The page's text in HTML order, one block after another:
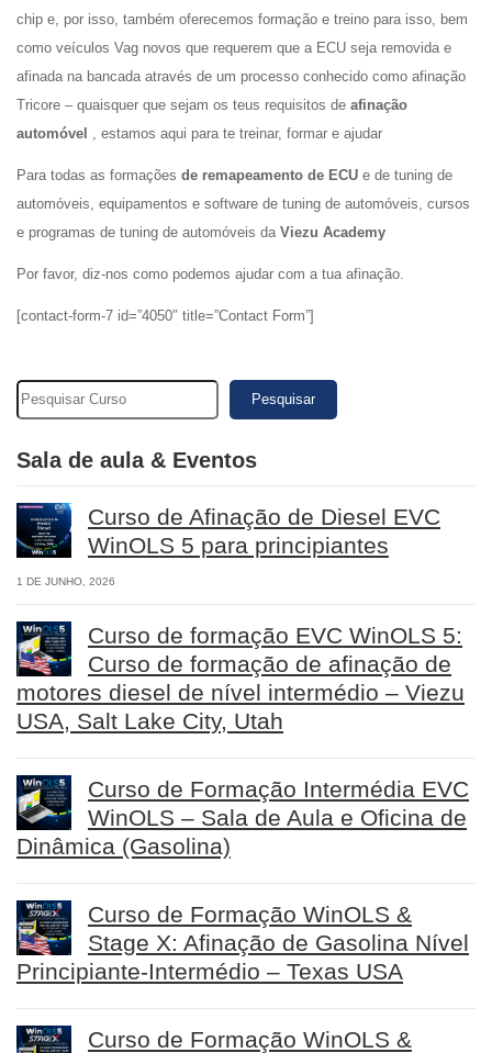
chip e, por isso, também oferecemos formação e treino para isso, bem
como veículos Vag novos que requerem que a ECU seja removida e
afinada na bancada através de um processo conhecido como afinação
Tricore – quaisquer que sejam os teus requisitos de afinação
automóvel , estamos aqui para te treinar, formar e ajudar
Para todas as formações de remapeamento de ECU e de tuning de
automóveis, equipamentos e software de tuning de automóveis, cursos
e programas de tuning de automóveis da Viezu Academy
Por favor, diz-nos como podemos ajudar com a tua afinação.
[contact-form-7 id=”4050″ title=”Contact Form”]
Pesquisar
Sala de aula & Eventos
Curso de Afinação de Diesel EVC
WinOLS 5 para principiantes
1 DE JUNHO, 2026
Curso de formação EVC WinOLS 5:
Curso de formação de afinação de
motores diesel de nível intermédio – Viezu
USA, Salt Lake City, Utah
Curso de Formação Intermédia EVC
WinOLS – Sala de Aula e Oficina de
Dinâmica (Gasolina)
Curso de Formação WinOLS &
Stage X: Afinação de Gasolina Nível
Principiante-Intermédio – Texas USA
Curso de Formação WinOLS &